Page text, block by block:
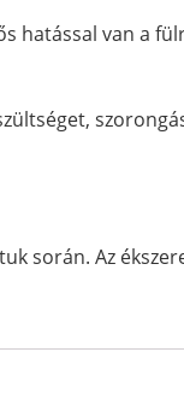
van a
során. Az